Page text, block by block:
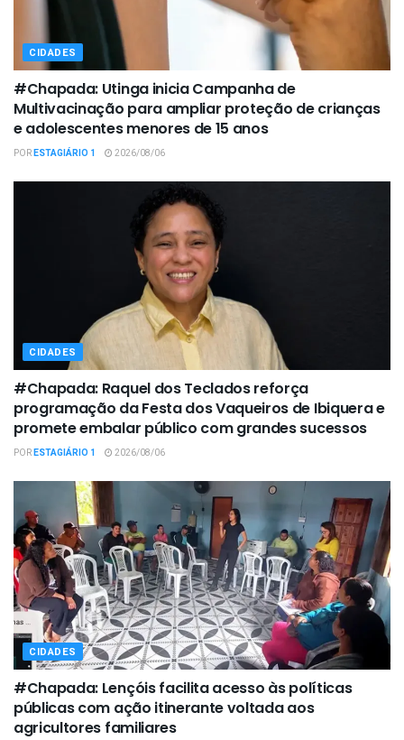
CIDADES
#Chapada: Utinga inicia Campanha de
Multivacinação para ampliar proteção de crianças
e adolescentes menores de 15 anos
PORESTAGIÁRIO 1 2026/08/06
CIDADES
#Chapada: Raquel dos Teclados reforça
programação da Festa dos Vaqueiros de Ibiquera e
promete embalar público com grandes sucessos
PORESTAGIÁRIO 1 2026/08/06
CIDADES
#Chapada: Lençóis facilita acesso às políticas
públicas com ação itinerante voltada aos
agricultores familiares